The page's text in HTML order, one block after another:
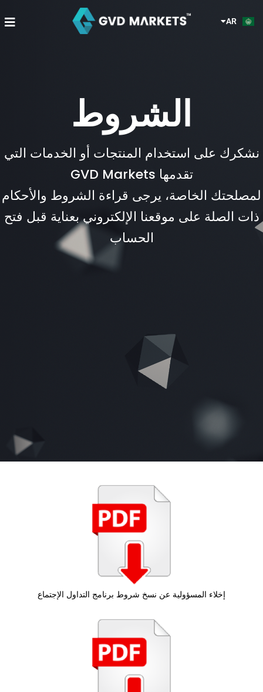
إلى
AR
HI
الشروط
نشكرك على استخدام المنتجات أو الخدمات التي
تقدمها GVD Markets
لمصلحتك الخاصة، يرجى قراءة الشروط والأحكام
ذات الصلة على موقعنا الإلكتروني بعناية قبل فتح
الحساب
إخلاء المسؤولية عن نسخ شروط برنامج التداول الإجتماع